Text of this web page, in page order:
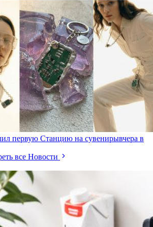
первую Станцию на сувенирывчера в
все Новости